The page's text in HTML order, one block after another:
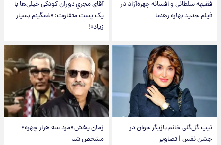
فقیهه سلطانی و افسانه چهره‌آزاد در
فیلم جدید بهاره رهنما
آقای مجریِ دوران کودکی خیلی‌ها با
یک پست متفاوت؛ «غمگینم بسیار
زیاد»!
تیپ گل‌گلی خانم بازیگر جوان در
جشن نفس | تصاویر
زمان پخش «مرد سه هزار چهره»
مشخص شد